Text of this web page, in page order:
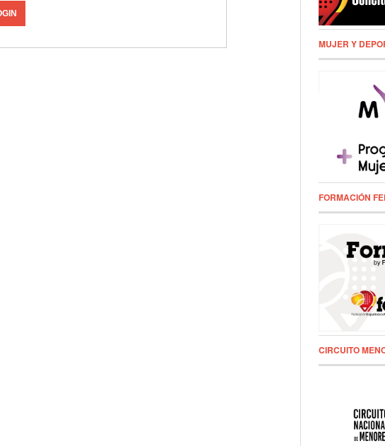
MUJER Y
FORMACIÓN
CIRCUITO